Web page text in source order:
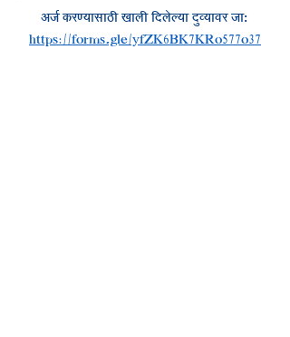
अर्ज करण्यासाठी खाली दिलेल्या दुव्यावर जा:
https://forms.gle/yfZK6BK7KRo577o37